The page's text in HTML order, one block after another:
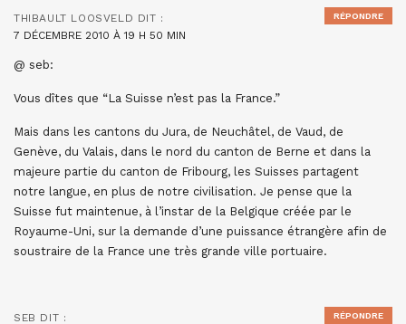
THIBAULT LOOSVELD DIT :
7 DÉCEMBRE 2010 À 19 H 50 MIN
@ seb:
Vous dîtes que “La Suisse n’est pas la France.”
Mais dans les cantons du Jura, de Neuchâtel, de Vaud, de
Genève, du Valais, dans le nord du canton de Berne et dans la
majeure partie du canton de Fribourg, les Suisses partagent
notre langue, en plus de notre civilisation. Je pense que la
Suisse fut maintenue, à l’instar de la Belgique créée par le
Royaume-Uni, sur la demande d’une puissance étrangère afin de
soustraire de la France une très grande ville portuaire.
RÉPONDRE
SEB DIT : RÉPONDRE